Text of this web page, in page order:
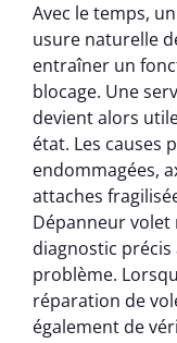
Avec le temps,
usure naturelle
entraîner un
blocage. Une
devient alors
état. Les causes
endommagées,
attaches
Dépanneur
diagnostic précis
problème.
réparation de
également de